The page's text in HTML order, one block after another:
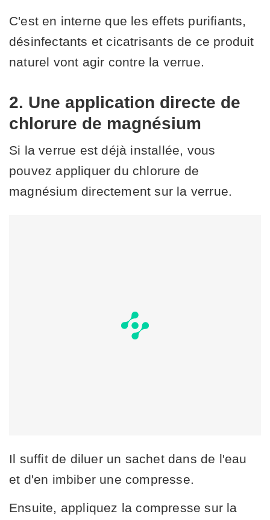
C'est en interne que les effets purifiants,
désinfectants et cicatrisants de ce produit
naturel vont agir contre la verrue.
2. Une application directe de
chlorure de magnésium
Si la verrue est déjà installée, vous
pouvez appliquer du chlorure de
magnésium directement sur la verrue.
Il suffit de diluer un sachet dans de l'eau
et d'en imbiber une compresse.
Ensuite, appliquez la compresse sur la